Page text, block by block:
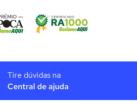
Tire dúvidas na
Central de ajuda